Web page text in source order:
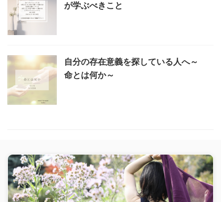
が学ぶべきこと
自分の存在意義を探している人へ～
命とは何か～